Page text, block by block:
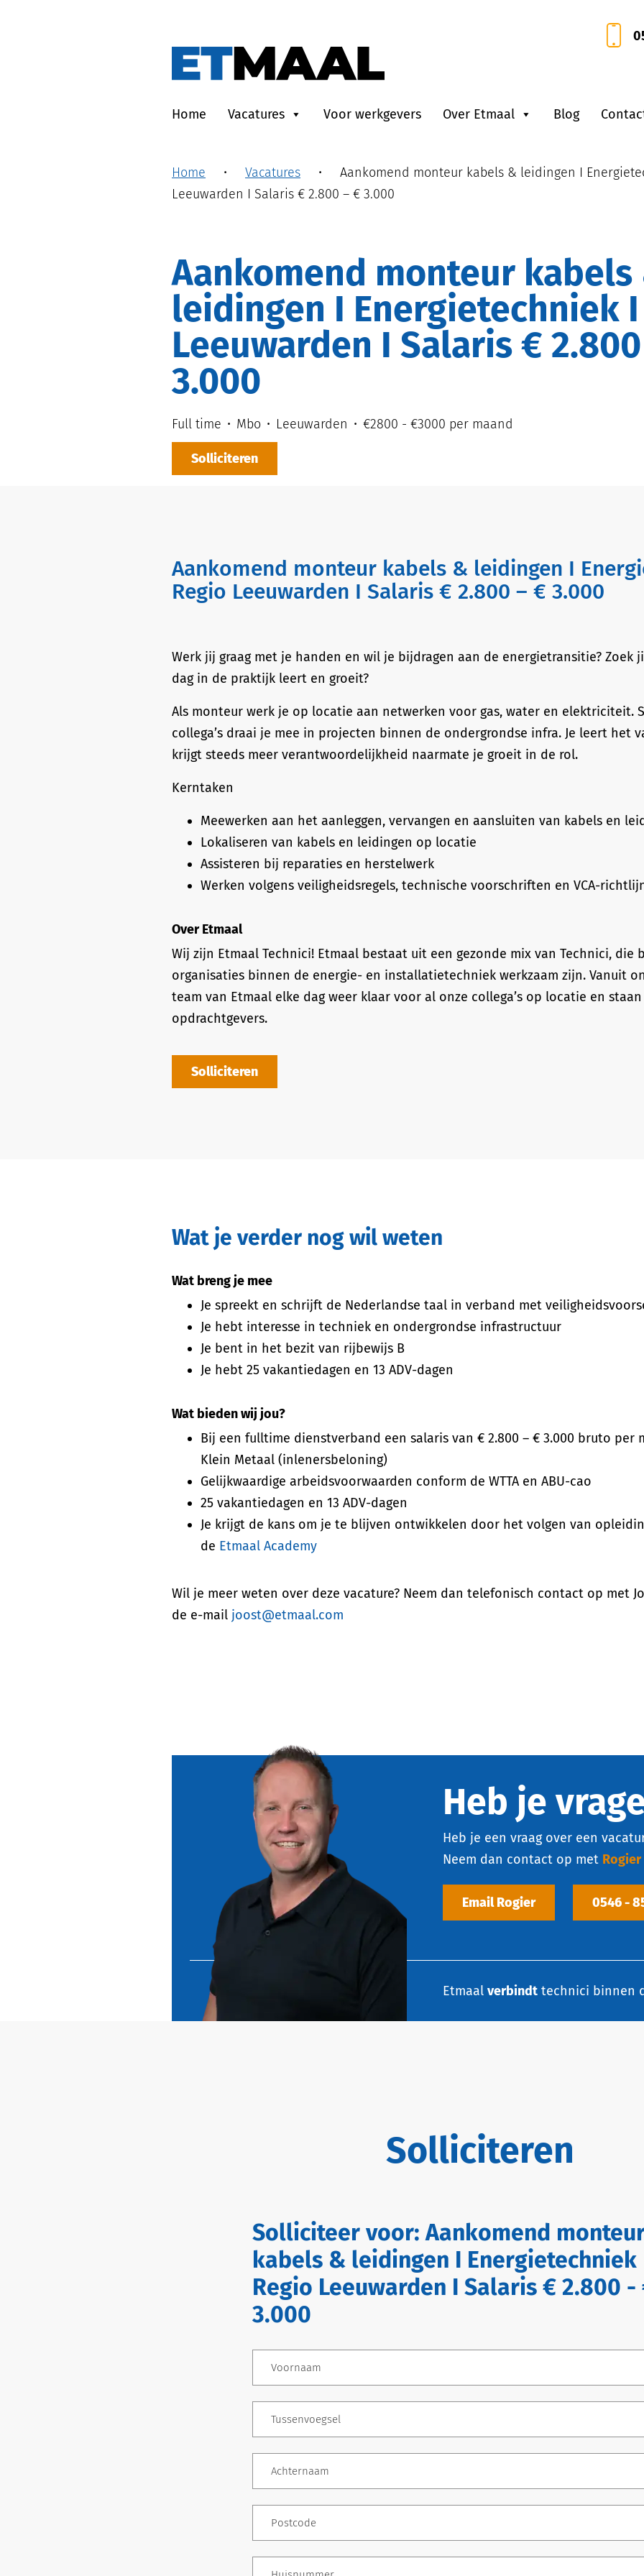
Home Vacatures Voor werkgevers Over Etmaal Blog
Home • Vacatures •
Aankomend monteur kabels & leidingen I
Leeuwarden I Salaris € 2.800 – € 3.000
Aankomend monteur kabels &
leidingen I Energietechniek
Leeuwarden I Salaris €
3.000
Full time Mbo Leeuwarden €2800 - €3000 per maand
Solliciteren
Aankomend monteur kabels & leidingen I Energietechniek I
Regio Leeuwarden I Salaris € 2.800 – € 3.000
Werk jij graag met je handen en wil je bijdragen aan de energietransitie? Zoek
dag in de praktijk leert en groeit?
Als monteur werk je op locatie aan netwerken voor gas, water en elektriciteit.
collega’s draai je mee in projecten binnen de ondergrondse infra. Je leert het
krijgt steeds meer verantwoordelijkheid naarmate je groeit in de rol.
Kerntaken
Meewerken aan het aanleggen, vervangen en aansluiten van kabels en
Lokaliseren van kabels en leidingen op locatie
Assisteren bij reparaties en herstelwerk
Werken volgens veiligheidsregels, technische voorschriften en VCA-
Over Etmaal
Wij zijn Etmaal Technici! Etmaal bestaat uit een gezonde mix van Technici, die
organisaties binnen de energie- en installatietechniek werkzaam zijn. Vanuit
team van Etmaal elke dag weer klaar voor al onze collega’s op locatie en
opdrachtgevers.
Solliciteren
Wat je verder nog wil weten
Wat breng je mee
Je spreekt en schrijft de Nederlandse taal in verband met
Je hebt interesse in techniek en ondergrondse infrastructuur
Je bent in het bezit van rijbewijs B
Je hebt 25 vakantiedagen en 13 ADV-dagen
Wat bieden wij jou?
Bij een fulltime dienstverband een salaris van € 2.800 – € 3.000 bruto per
Klein Metaal (inlenersbeloning)
Gelijkwaardige arbeidsvoorwaarden conform de WTTA en ABU-cao
25 vakantiedagen en 13 ADV-dagen
Je krijgt de kans om je te blijven ontwikkelen door het volgen van
de Etmaal Academy
Wil je meer weten over deze vacature? Neem dan telefonisch contact op met
de e-mail joost@etmaal.com
Heb je
Heb je een vraag over een
Neem dan contact op met Rogier
Email Rogier 0546 -
Etmaal verbindt technici binnen
Solliciteren
Solliciteer voor:Aankomend
kabels & leidingen I Energietechniek
Regio Leeuwarden I Salaris € 2.800 -
3.000